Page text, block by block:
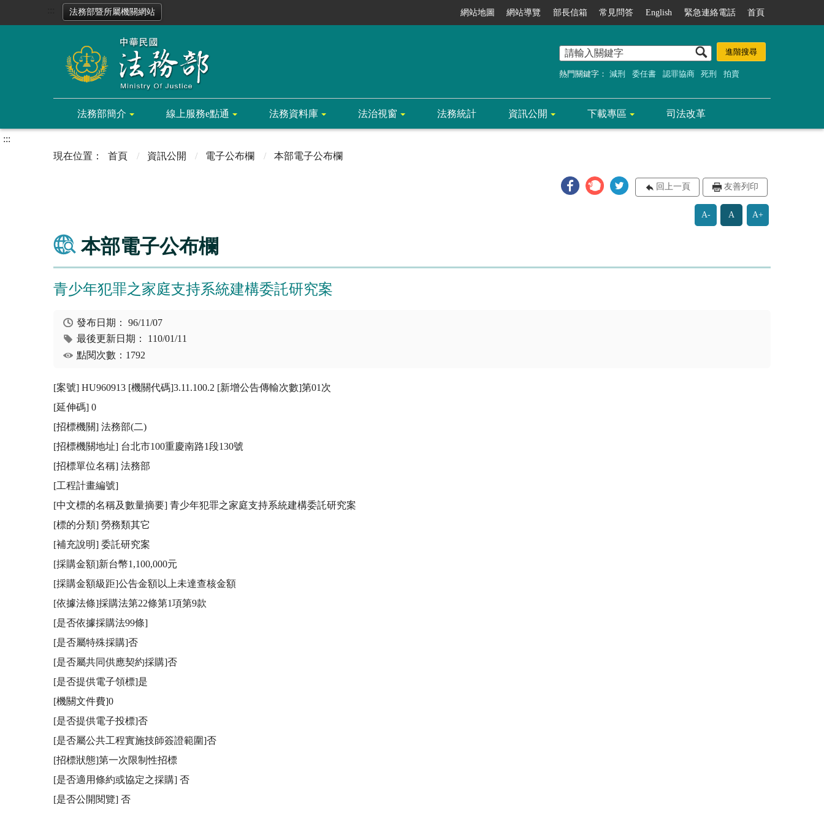
法務部暨所屬機關網站 網站地圖 網站導覽 部長信箱 常見問答 English 緊急連絡電話 首頁
熱門關鍵字： 減刑 委任書 認罪協商 死刑 拍賣
法務部簡介 線上服務e點通 法務資料庫 法治視窗 法務統計 資訊公開 下載專區 司法改革
:::
首頁
資訊公開 電子公布欄 本部電子公布欄
回上一頁 友善列印
A- A A+
本部電子公布欄
青少年犯罪之家庭支持系統建構委託研究案
發布日期：96/11/07
最後更新日期： 110/01/11
點閱次數：1792
[案號] HU960913 [機關代碼]3.11.100.2 [新增公告傳輸次數]第01次
[延伸碼] 0
[招標機關] 法務部(二)
[招標機關地址] 台北市100重慶南路1段130號
[招標單位名稱] 法務部
[工程計畫編號]
[中文標的名稱及數量摘要] 青少年犯罪之家庭支持系統建構委託研究案
[標的分類] 勞務類其它
[補充說明] 委託研究案
[採購金額]新台幣1,100,000元
[採購金額級距]公告金額以上未達查核金額
[依據法條]採購法第22條第1項第9款
[是否依據採購法99條]
[是否屬特殊採購]否
[是否屬共同供應契約採購]否
[是否提供電子領標]是
[機關文件費]0
[是否提供電子投標]否
[是否屬公共工程實施技師簽證範圍]否
[招標狀態]第一次限制性招標
[是否適用條約或協定之採購] 否
[是否公開閱覽] 否